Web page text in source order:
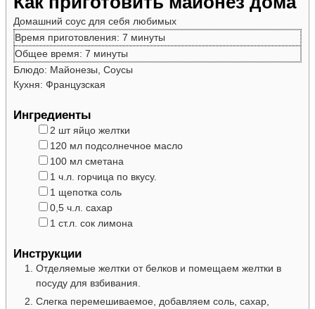
Домашний соус для себя любимых
Время приготовления: 7 минуты
минуты
Общее время: 7 минуты
минуты
Блюдо: Майонезы, Соусы
Кухня: Французская
Ингредиенты
▢
2 шт яйцо желтки
▢
120 мл подсолнечное масло
▢
100 мл сметана
▢1 ч.л. горчица по вкусу.
▢1 щепотка соль
▢
0,5 ч.л. сахар
▢1 ст.л. сок лимона
Инструкции
Отделяемые желтки от белков и помещаем желтки в
посуду для взбивания.
Слегка перемешиваемое, добавляем соль, сахар,